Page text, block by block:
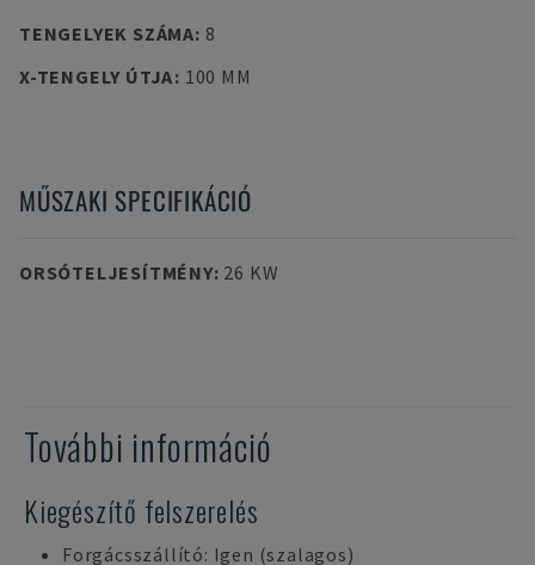
TENGELYEK SZÁMA: 8
X-TENGELY ÚTJA: 100 MM
MŰSZAKI SPECIFIKÁCIÓ
ORSÓTELJESÍTMÉNY: 26 KW
További információ
Kiegészítő felszerelés
Forgácsszállító: Igen (szalagos)